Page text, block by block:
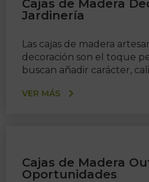
Cajas de Madera
Jardinería
Las cajas de madera
decoración son el toque
buscan añadir carácter,
VER MÁS
Cajas de Madera
Oportunidades